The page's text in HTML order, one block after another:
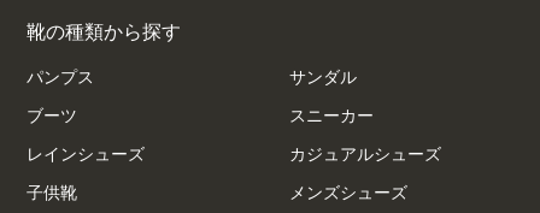
靴の種類から探す
パンプス サンダル
ブーツ スニーカー
レインシューズ カジュアルシューズ
子供靴 メンズシューズ